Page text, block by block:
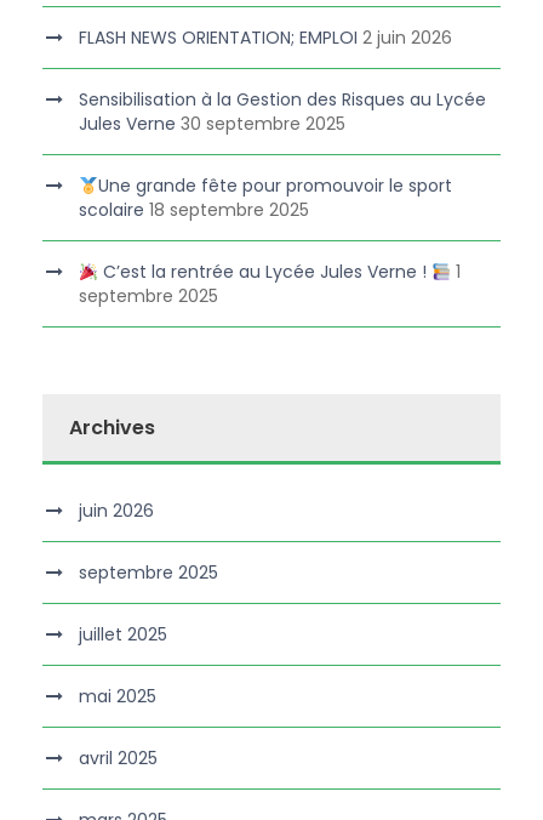
FLASH NEWS ORIENTATION; EMPLOI 2 juin 2026
Sensibilisation à la Gestion des Risques au Lycée
Jules Verne 30 septembre 2025
Une grande fête pour promouvoir le sport
scolaire 18 septembre 2025
C’est la rentrée au Lycée Jules Verne !
1
septembre 2025
Archives
juin 2026
septembre 2025
juillet 2025
mai 2025
avril 2025